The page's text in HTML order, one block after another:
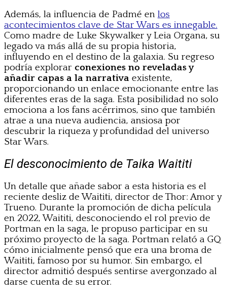
Además, la influencia de Padmé en los
acontecimientos clave de Star Wars es innegable.
Como madre de Luke Skywalker y Leia Organa, su
legado va más allá de su propia historia,
influyendo en el destino de la galaxia. Su regreso
podría explorar conexiones no reveladas y
añadir capas a la narrativa existente,
proporcionando un enlace emocionante entre las
diferentes eras de la saga. Esta posibilidad no solo
emociona a los fans acérrimos, sino que también
atrae a una nueva audiencia, ansiosa por
descubrir la riqueza y profundidad del universo
Star Wars.
El desconocimiento de Taika Waititi
Un detalle que añade sabor a esta historia es el
reciente desliz de Waititi, director de Thor: Amor y
Trueno. Durante la promoción de dicha película
en 2022, Waititi, desconociendo el rol previo de
Portman en la saga, le propuso participar en su
próximo proyecto de la saga. Portman relató a GQ
cómo inicialmente pensó que era una broma de
Waititi, famoso por su humor. Sin embargo, el
director admitió después sentirse avergonzado al
darse cuenta de su error.